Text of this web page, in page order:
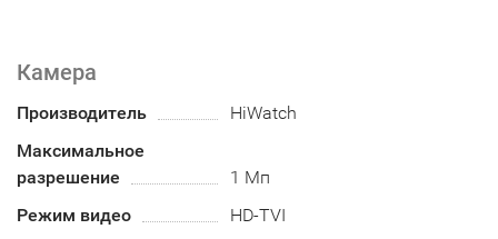
Камера
Производитель
HiWatch
Максимальное
разрешение
1 Мп
Режим видео
HD-TVI